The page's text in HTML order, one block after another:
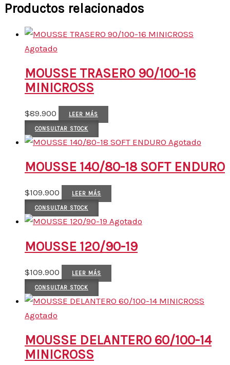
Productos relacionados
Agotado
MOUSSE TRASERO 90/100-16
MINICROSS
$89.900 LEER MÁS
CONSULTAR STOCK
Agotado
MOUSSE 140/80-18 SOFT ENDURO
$109.900 LEER MÁS
CONSULTAR STOCK
Agotado
MOUSSE 120/90-19
$109.900 LEER MÁS
CONSULTAR STOCK
Agotado
MOUSSE DELANTERO 60/100-14
MINICROSS